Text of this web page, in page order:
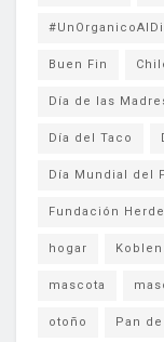
Buen Fin
Día de las
Día del Taco
Día Mundial del
Fundación
hogar
mascota
otoño Pan